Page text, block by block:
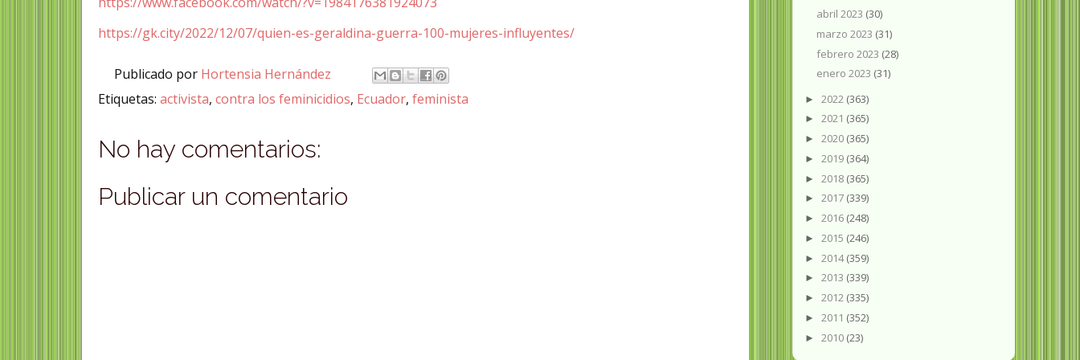
https://gk.city/2022/12/07/quien-es-geraldina-guerra-100-mujeres-influyentes/
Publicado por Hortensia Hernández
Etiquetas:activista,contra los feminicidios, Ecuador,feminista
No hay comentarios:
Publicar un comentario
abril 2023 (30)
marzo 2023 (31)
febrero 2023 (28)
enero 2023 (31)
► 2022 (363)
► 2021 (365)
► 2020 (365)
► 2019 (364)
► 2018 (365)
► 2017 (339)
► 2016 (248)
► 2015 (246)
► 2014(359)
► 2013 (339)
► 2012 (335)
► 2011 (352)
► 2010 (23)